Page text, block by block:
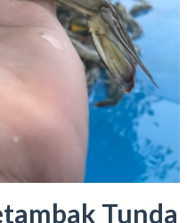
Tunda